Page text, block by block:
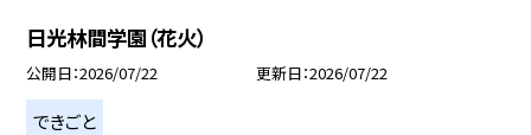
日光林間学園（花火）
公開日 2026/07/22 更新日 2026/07/22
できごと